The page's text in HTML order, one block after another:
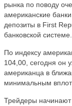
рынка по поводу
американские
депозиты в First
банковской системе.
По индексу
104,00, сегодня он
американца в
минимальным
Трейдеры начинают